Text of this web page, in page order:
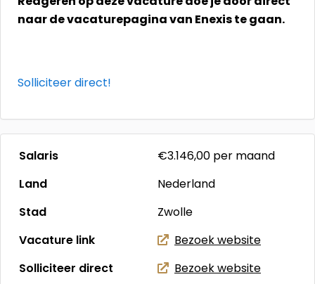
naar de vacaturepagina van Enexis te gaan.
Solliciteer direct!
Salaris €3.146,00 per maand
Land
Nederland
Stad
Zwolle
Vacature link
Bezoek website
Solliciteer direct
Bezoek website